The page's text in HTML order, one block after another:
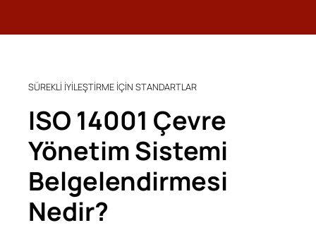
SÜREKLİ İYİLEŞTİRME İÇİN STANDARTLAR
ISO 14001 Çevre
Yönetim Sistemi
Belgelendirmesi
Nedir?